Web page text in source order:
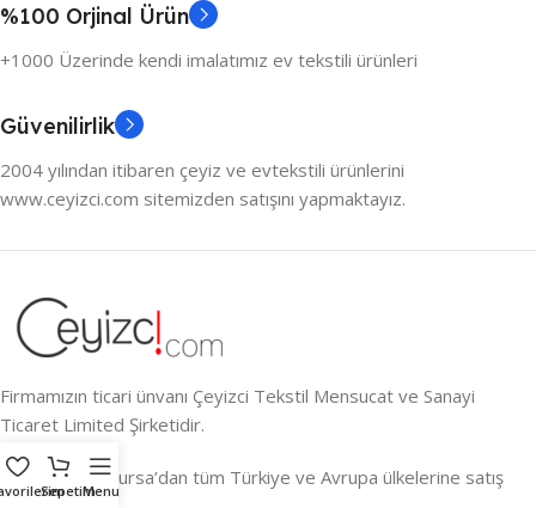
%100 Orjinal Ürün
+1000 Üzerinde kendi imalatımız ev tekstili ürünleri
Güvenilirlik
2004 yılından itibaren çeyiz ve evtekstili ürünlerini
www.ceyizci.com sitemizden satışını yapmaktayız.
Firmamızın ticari ünvanı Çeyizci Tekstil Mensucat ve Sanayi
Ticaret Limited Şirketidir.
Çeyizin Kalbi Bursa’dan tüm Türkiye ve Avrupa ülkelerine satış
SepetimMenu